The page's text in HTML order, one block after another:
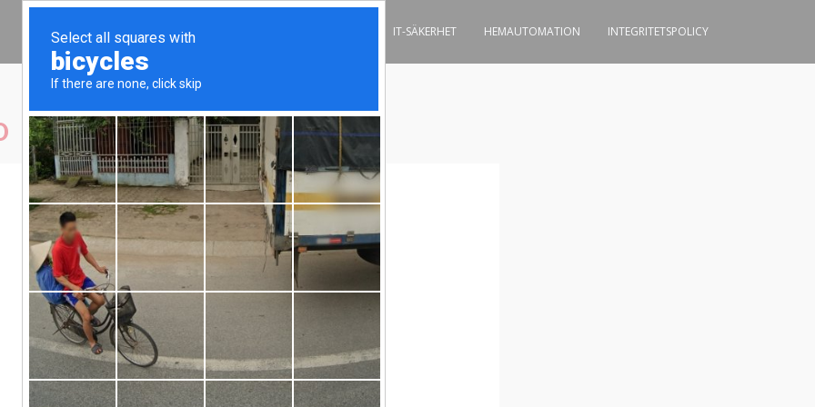
IT-SÄKERHET HEMAUTOMATION INTEGRITETSPOLICY